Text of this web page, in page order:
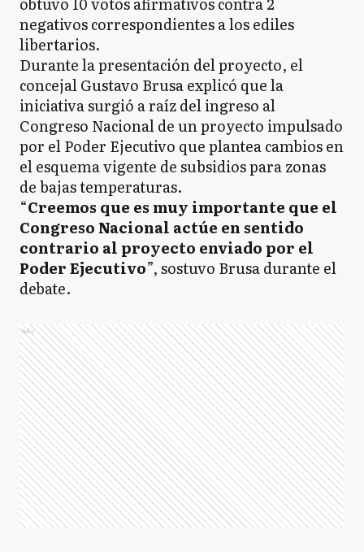
negativos correspondientes a los ediles
libertarios.
Durante la presentación del proyecto, el
concejal Gustavo Brusa explicó que la
iniciativa surgió a raíz del ingreso al
Congreso Nacional de un proyecto impulsado
por el Poder Ejecutivo que plantea cambios en
el esquema vigente de subsidios para zonas
de bajas temperaturas.
“Creemos que es muy importante que el
Congreso Nacional actúe en sentido
contrario al proyecto enviado por el
Poder Ejecutivo”, sostuvo Brusa durante el
debate.
Ads